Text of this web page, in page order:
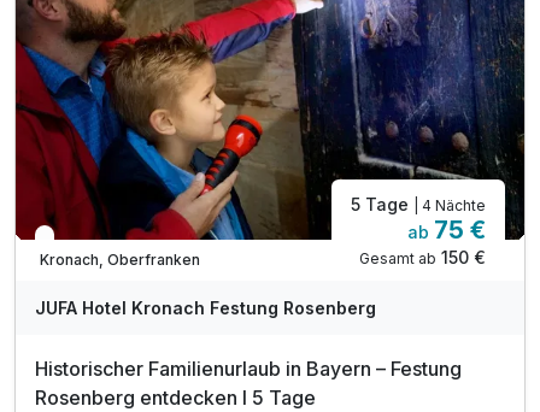
In 1 Woche wieder frei
Kronach, Oberfranken
5 Tage | 4 Nächte
ab 75 €
Gesamt ab 150 €
JUFA Hotel Kronach Festung Rosenberg
Historischer Familienurlaub in Bayern – Festung
Rosenberg entdecken I 5 Tage